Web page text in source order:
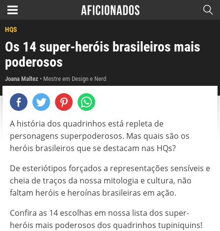
HQS
Os 14 super-heróis brasileiros mais
poderosos
Joana Maltez Mestre em Design e Nerd
A história dos quadrinhos está repleta de
personagens superpoderosos. Mas quais são os
heróis brasileiros que se destacam nas HQs?
De esteriótipos forçados a representações sensíveis e
cheia de traços da nossa mitologia e cultura, não
faltam heróis e heroínas brasileiras em ação.
Confira as 14 escolhas em nossa lista dos super-
heróis mais poderosos dos quadrinhos tupiniquins!